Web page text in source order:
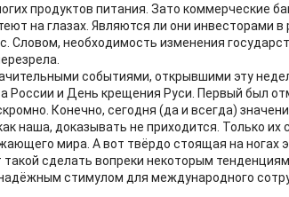
продуктов питания. Зато коммерческие
на глазах. Являются ли они инвесторами
Словом, необходимость изменения
событиями, открывшими эту
России и День крещения Руси. Первый был
Конечно, сегодня (да и всегда)
наша, доказывать не приходится. Только
мира. А вот твёрдо стоящая на ногах
сделать вопреки некоторым
стимулом для международного